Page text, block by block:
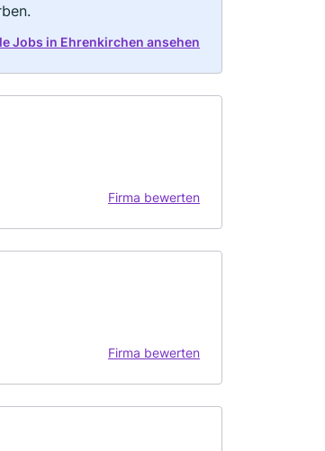
Jobs in Ehrenkirchen ansehen
Firma bewerten
Firma bewerten